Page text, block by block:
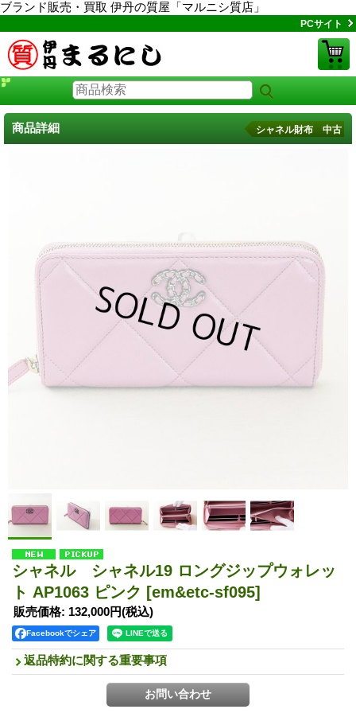
ブランド販売・買取 伊丹の質屋「マルニシ質店」
PCサイト
商品詳細 シャネル財布 中古
シャネル シャネル19 ロングジップウォレッ
ト AP1063 ピンク [em&etc-sf095]
販売価格: 132,000円(税込)
Facebookでシェア
返品特約に関する重要事項